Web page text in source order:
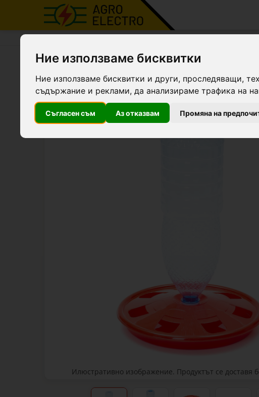
Ние използваме бисквитки
Ние използваме бисквитки и други, проследяващи,
съдържание и реклами, да анализираме трафика на
Съгласен съм Аз отказвам Промяна на
Agro Electro Продукти Поилки
Кръгла поилка с PET бутилка,
Илюстративно изображение. Продуктът се доставя